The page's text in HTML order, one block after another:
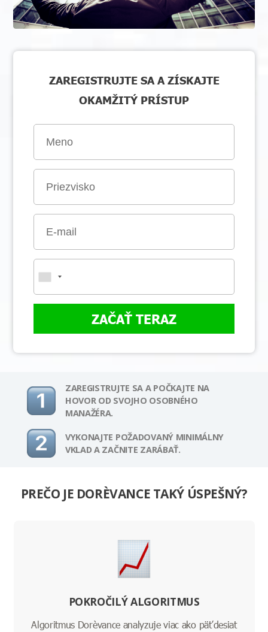
ZAREGISTRUJTE SA A ZÍSKAJTE
OKAMŽITÝ PRÍSTUP
ZAČAŤ TERAZ
ZAREGISTRUJTE SA A POČKAJTE NA
HOVOR OD SVOJHO OSOBNÉHO
MANAŽÉRA.
VYKONAJTE POŽADOVANÝ MINIMÁLNY
VKLAD A ZAČNITE ZARÁBAŤ.
PREČO JE DORÈVANCE TAKÝ ÚSPEŠNÝ?
POKROČILÝ ALGORITMUS
Algoritmus Dorèvance analyzuje viac ako päťdesiat